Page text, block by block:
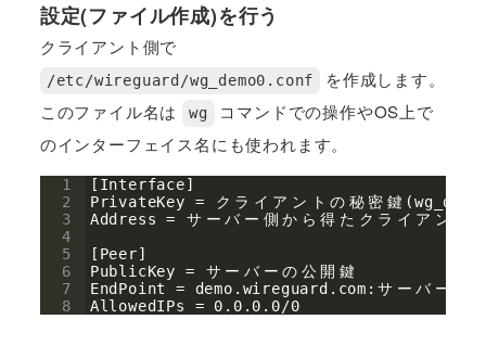
設定(ファイル作成)を行う
クライアント側で
/etc/wireguard/wg_demo0.conf
を作成します。
このファイル名は
wg
コマンドでの操作やOS上で
のインターフェイス名にも使われます。
1
2
3
4
5
6
7
8
[Interface]
PrivateKey =
ク ラ イ ア ン ト の 秘 密 鍵
Address = サ ー バ ー 側 か ら 得 た ク ラ イ ア ン
[Peer]
PublicKey = サ ー バ ー の 公 開 鍵
EndPoint = demo.wireguard.com: サ ー バ ー
AllowedIPs = 0.0.0.0/0